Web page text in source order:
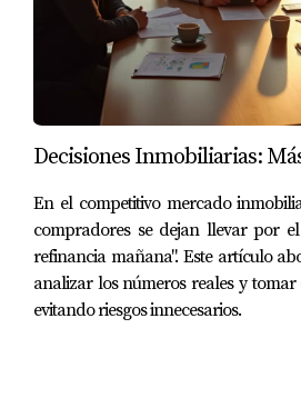
Liens o gravámenes.
Juicios registrados.
Impuestos pendientes.
Problemas de herencia.
Errores en nombres o
uso de la propiedad.
Un title problemático puede
gastos adicionales o crear
después de comprar.
Por eso una compra no debe
gustó la casa”. También hay que
Decisiones Inmobiliarias:
En el competitivo mercado
compradores se dejan llevar por
refinancia mañana". Este artículo
analizar los números reales y tomar
evitando riesgos innecesarios.